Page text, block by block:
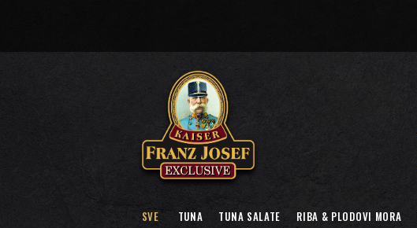
SVE TUNA TUNA SALATE RIBA & PLODOVI MORA